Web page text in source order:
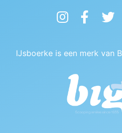
InstagramFacebook
IJsboerke is een merk van